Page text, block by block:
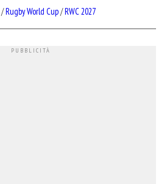
/Rugby World Cup/RWC 2027